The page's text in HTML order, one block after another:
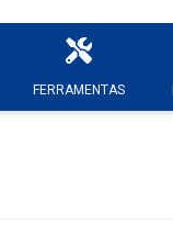
FERRAMENTAS